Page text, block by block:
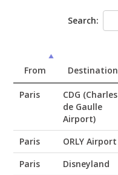
Search:
From Destination
Paris
CDG (Charles
de Gaulle
Airport)
Paris ORLY Airport
Paris
Disneyland